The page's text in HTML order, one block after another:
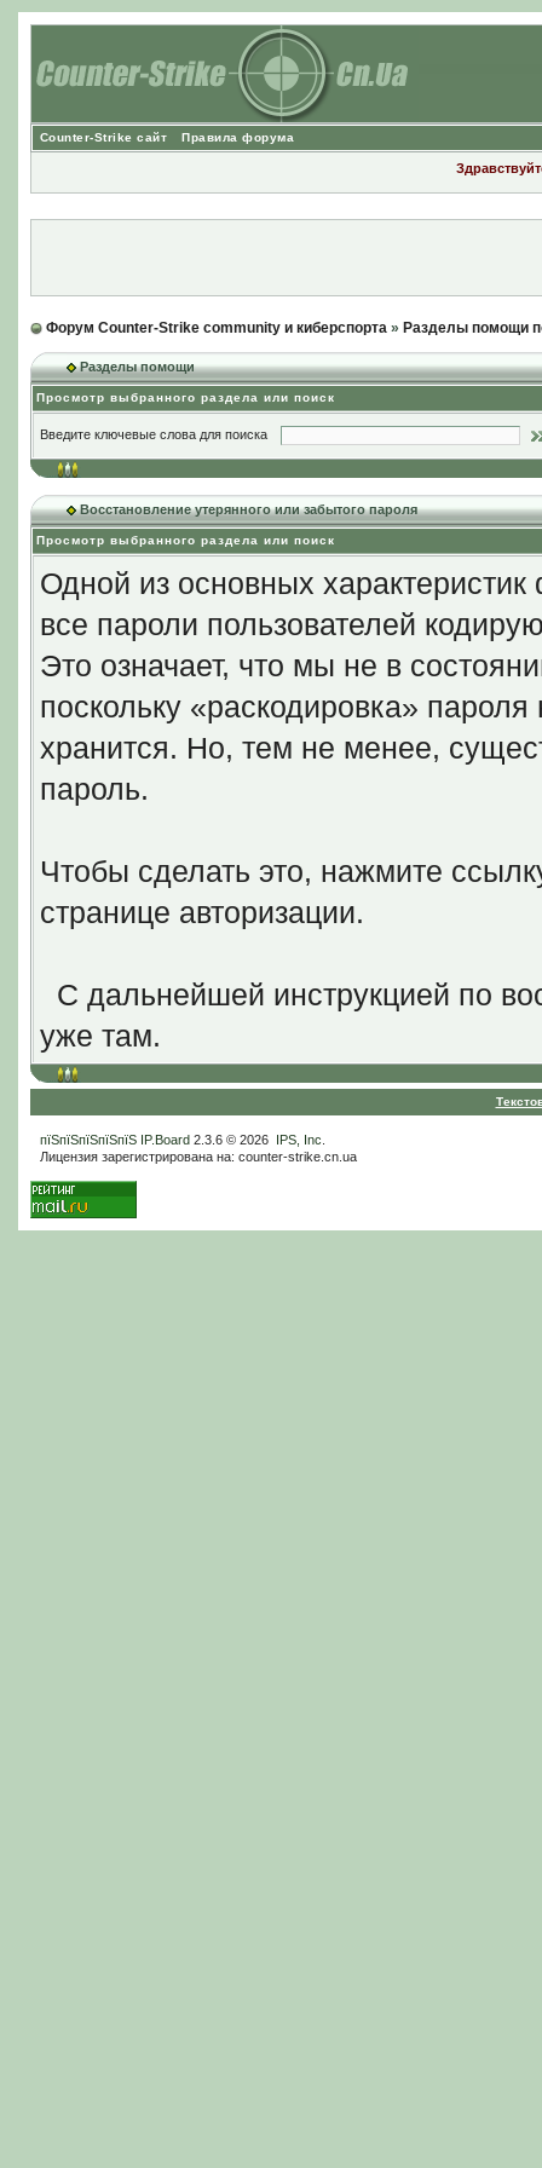
Counter-Strike сайт Правила форума
Форум Counter-Strike community и киберспорта» Разделы помощи
Разделы помощи
Просмотр выбранного раздела или поиск
Введите ключевые слова для поиска
Восстановление утерянного или забытого пароля
Просмотр выбранного раздела или поиск
Одной из основных
все пароли пользователей
Это означает, что мы не в
поскольку «раскодировка»
хранится. Но, тем не менее,
пароль.
Чтобы сделать это, нажмите
странице авторизации.
С дальнейшей инструкцией по
уже там.
пїЅпїЅпїЅпїЅпїЅ IP.Board2.3.6 © 2026 IPS, Inc
Лицензия зарегистрирована на: counter-strike.cn.ua